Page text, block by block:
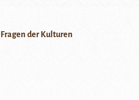
Fragen der Kulturen